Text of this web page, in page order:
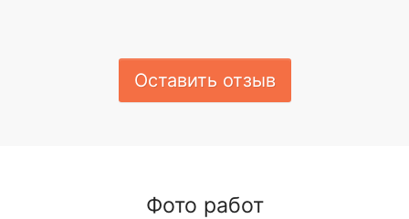
Оставить отзыв
Фото работ